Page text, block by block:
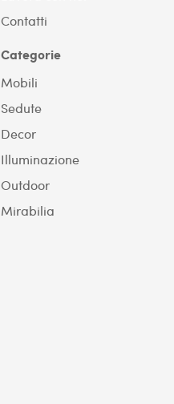
Contatti
Categorie
Mobili
Sedute
Decor
Illuminazione
Outdoor
Mirabilia